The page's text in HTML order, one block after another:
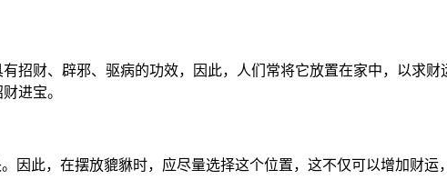
招财、辟邪、驱病的功效，因此，人们常将它放置在家中，以求
进宝。
此，在摆放貔貅时，应尽量选择这个位置，这不仅可以增加财运